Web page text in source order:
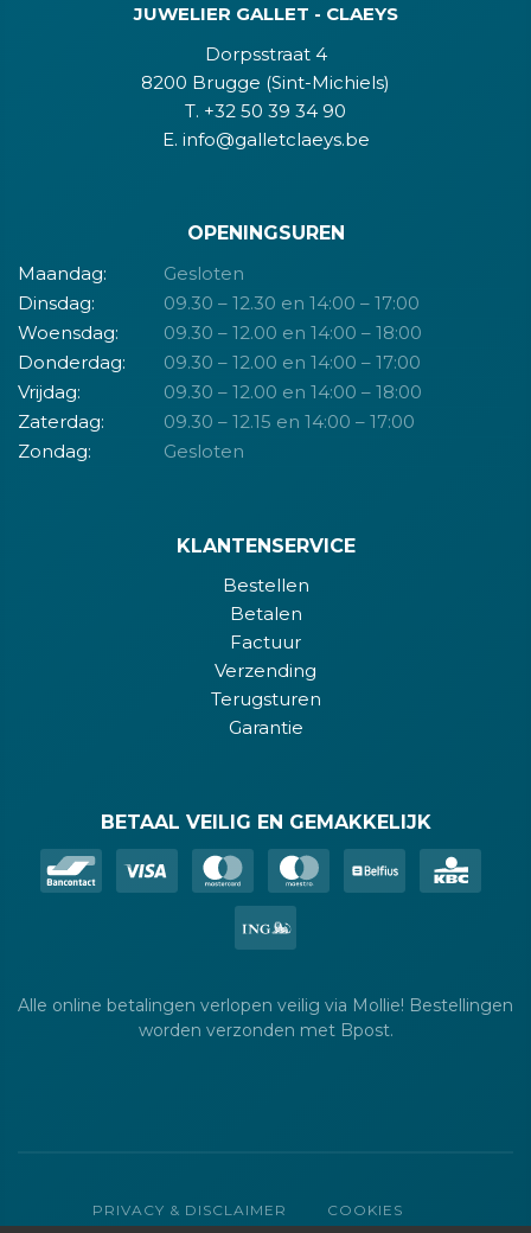
JUWELIER GALLET - CLAEYS
Dorpsstraat 4
8200 Brugge (Sint-Michiels)
T. +32 50 39 34 90
E. info@galletclaeys.be
OPENINGSUREN
Maandag:
Gesloten
Dinsdag:
09.30 – 12.30 en 14:00 – 17:00
Woensdag:
09.30 – 12.00 en 14:00 – 18:00
Donderdag:
09.30 – 12.00 en 14:00 – 17:00
Vrijdag:
09.30 – 12.00 en 14:00 – 18:00
Zaterdag:
09.30 – 12.15 en 14:00 – 17:00
Zondag:
Gesloten
KLANTENSERVICE
Bestellen
Betalen
Factuur
Verzending
Terugsturen
Garantie
BETAAL VEILIG EN GEMAKKELIJK
Alle online betalingen verlopen veilig via Mollie! Bestellingen
worden verzonden met Bpost.
PRIVACY & DISCLAIMER
COOKIES